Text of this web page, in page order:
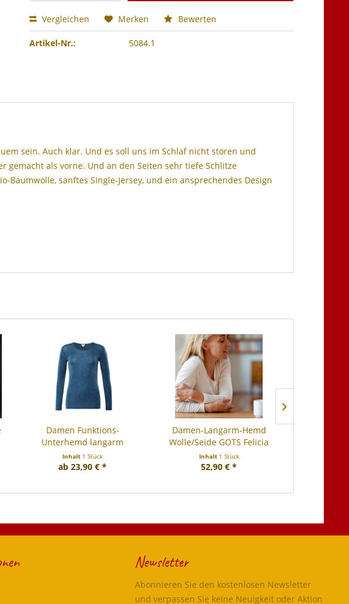
Vergleichen Merken Bewerten
Artikel-Nr.: 5084.1
sein. Auch klar. Und es soll uns im Schlaf nicht stören und
als vorne. Und an den Seiten sehr tiefe Schlitze
sanftes Single-Jersey, und ein ansprechendes Design
Damen Funktions-
Unterhemd langarm
Wolle/BW GOTS...
Inhalt 1 Stück
ab 23,90 € *
Damen-Langarm-Hemd
Wolle/Seide GOTS Felicia
Inhalt 1 Stück
52,90 € *
Newsletter
Abonnieren Sie den kostenlosen Newsletter
und verpassen Sie keine Neuigkeit oder Aktion